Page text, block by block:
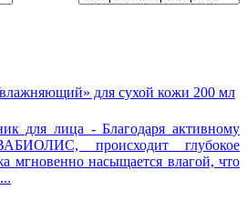
для сухой кожи 200 мл
для лица - Благодаря активному
происходит глубокое
мгновенно насыщается влагой, что